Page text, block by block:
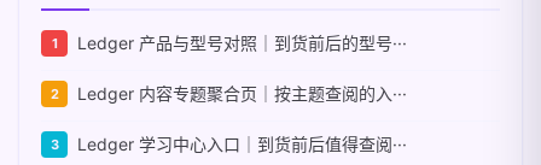
Ledger 产品与型号对照｜到货前后的型号···
Ledger 内容专题聚合页｜按主题查阅的入···
Ledger 学习中心入口｜到货前后值得查阅···